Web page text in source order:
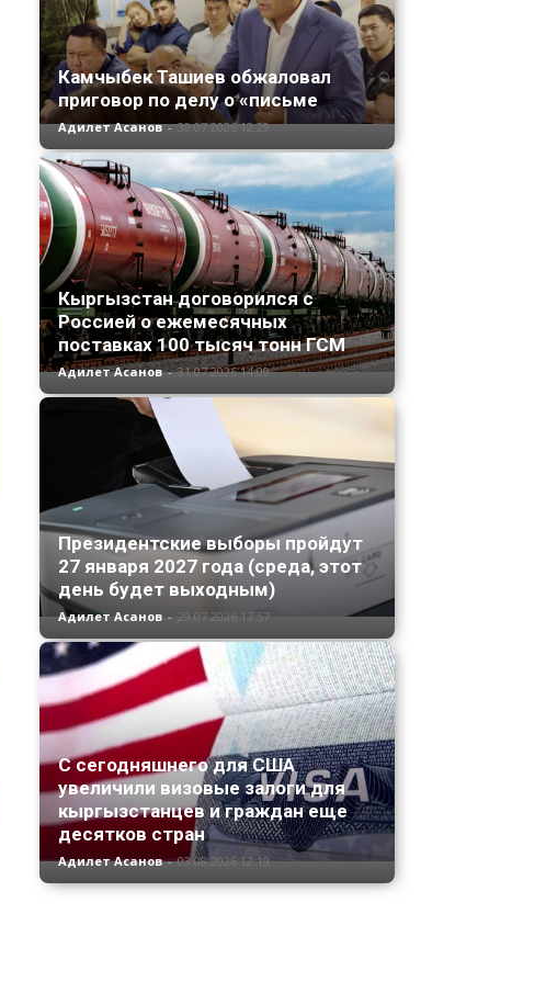
Камчыбек Ташиев обжаловал
приговор по делу о «письме
Адилет Асанов - 30.07.2026 12:29
Кыргызстан договорился с
Россией о ежемесячных
поставках 100 тысяч тонн ГСМ
Адилет Асанов - 31.07.2026 14:09
Президентские выборы пройдут
27 января 2027 года (среда, этот
день будет выходным)
Адилет Асанов - 29.07.2026 17:57
С сегодняшнего для США
увеличили визовые залоги для
кыргызстанцев и граждан еще
десятков стран
Адилет Асанов - 03.08.2026 12:19